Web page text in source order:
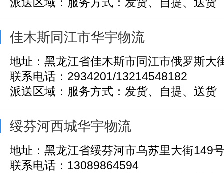
佳木斯同江市华宇物流
地址：黑龙江省佳木斯市同江市俄罗斯大
联系电话：2934201/13214548182
派送区域：服务方式：发货、自提、送货
绥芬河西城华宇物流
地址：黑龙江省绥芬河市乌苏里大街149
联系电话：13089864594